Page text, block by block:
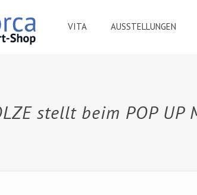
VITA AUSSTELLUNGEN
stellt beim POP UP